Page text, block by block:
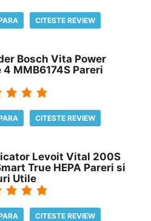
CITESTE REVIEW
Bosch Vita Power
4 MMB6174S Pareri
CITESTE REVIEW
Levoit Vital 200S
True HEPA Pareri si
Utile
CITESTE REVIEW